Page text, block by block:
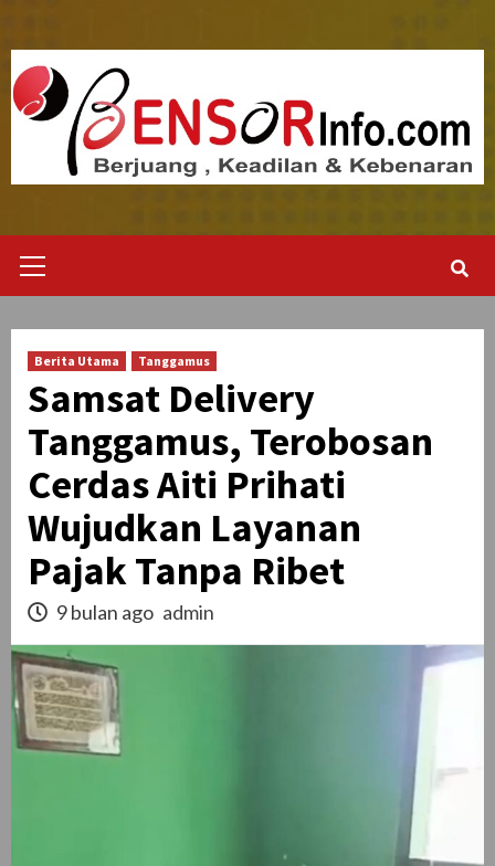
content
Menu
Berita Utama Tanggamus
Samsat Delivery
Tanggamus, Terobosan
Cerdas Aiti Prihati
Wujudkan Layanan
Pajak Tanpa Ribet
9 bulan ago admin